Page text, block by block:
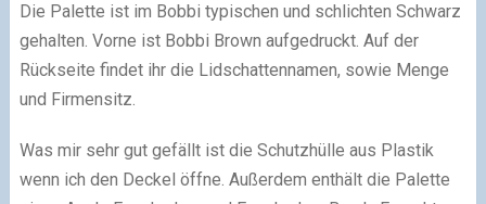
Die Palette ist im Bobbi typischen und schlichten Schwarz
gehalten. Vorne ist Bobbi Brown aufgedruckt. Auf der
Rückseite findet ihr die Lidschattennamen, sowie Menge
und Firmensitz.
Was mir sehr gut gefällt ist die Schutzhülle aus Plastik
wenn ich den Deckel öffne. Außerdem enthält die Palette